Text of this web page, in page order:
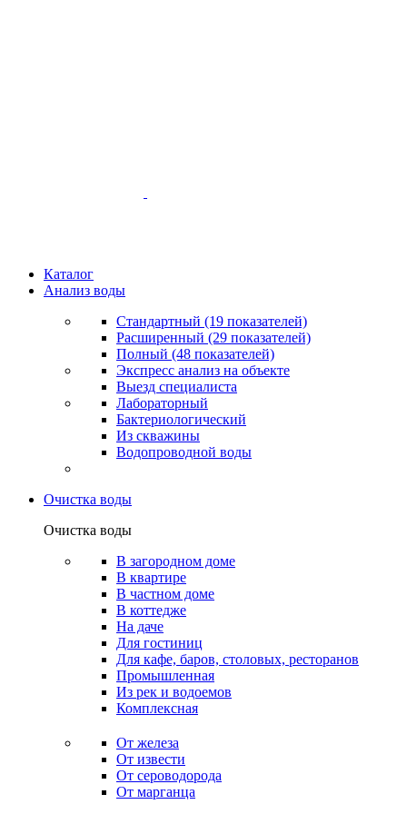
Каталог
Анализ воды
Стандартный (19 показателей)
Расширенный (29 показателей)
Полный (48 показателей)
Экспресс анализ на объекте
Выезд специалиста
Лабораторный
Бактериологический
Из скважины
Водопроводной воды
Очистка воды
Очистка воды
В загородном доме
В квартире
В частном доме
В коттедже
На даче
Для гостиниц
Для кафе, баров, столовых, ресторанов
Промышленная
Из рек и водоемов
Комплексная
От железа
От извести
От сероводорода
От марганца